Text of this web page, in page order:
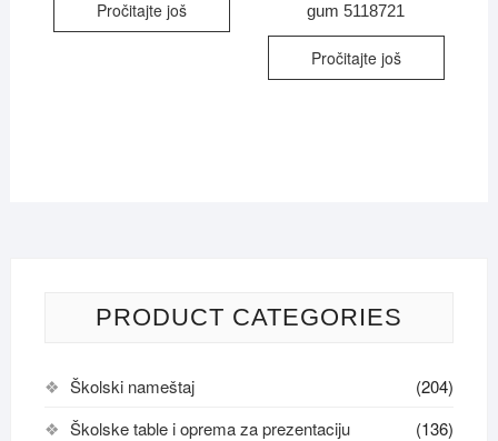
Pročitajte još
gum 5118721
Pročitajte još
PRODUCT CATEGORIES
Školski nameštaj
(204)
Školske table i oprema za prezentaciju
(136)